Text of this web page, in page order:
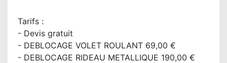
Tarifs :
- Devis gratuit
- DEBLOCAGE VOLET ROULANT 69,00 €
- DEBLOCAGE RIDEAU METALLIQUE 190,00 €